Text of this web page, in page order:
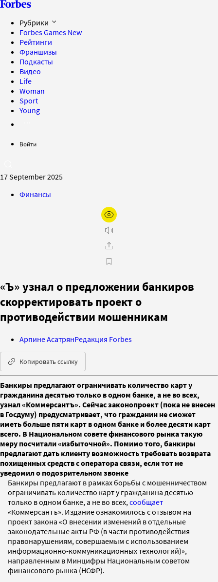
Рубрики
Forbes Games New
Рейтинги
Франшизы
Подкасты
Видео
Life
Woman
Sport
Young
Войти
17 September 2025
Финансы
«Ъ» узнал о предложении банкиров
скорректировать проект о
противодействии мошенникам
Арпине АсатрянРедакция Forbes
Копировать ссылку
Банкиры предлагают ограничивать количество карт у
гражданина десятью только в одном банке, а не во всех,
узнал «Коммерсантъ». Сейчас законопроект (пока не внесен
в Госдуму) предусматривает, что гражданин не сможет
иметь больше пяти карт в одном банке и более десяти карт
всего. В Национальном совете финансового рынка такую
меру посчитали «избыточной». Помимо того, банкиры
предлагают дать клиенту возможность требовать возврата
похищенных средств с оператора связи, если тот не
уведомил о подозрительном звонке
Банкиры предлагают в рамках борьбы с мошенничеством
ограничивать количество карт у гражданина десятью
только в одном банке, а не во всех, сообщает
«Коммерсантъ». Издание ознакомилось с отзывом на
проект закона «О внесении изменений в отдельные
законодательные акты РФ (в части противодействия
правонарушениям, совершаемым с использованием
информационно-коммуникационных технологий)»,
направленным в Минцифры Национальным советом
финансового рынка (НСФР).